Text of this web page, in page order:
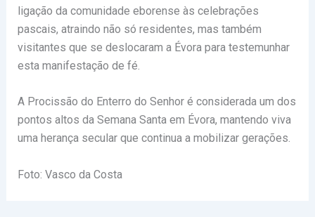
ligação da comunidade eborense às celebrações
pascais, atraindo não só residentes, mas também
visitantes que se deslocaram a Évora para testemunhar
esta manifestação de fé.
A Procissão do Enterro do Senhor é considerada um dos
pontos altos da Semana Santa em Évora, mantendo viva
uma herança secular que continua a mobilizar gerações.
Foto: Vasco da Costa